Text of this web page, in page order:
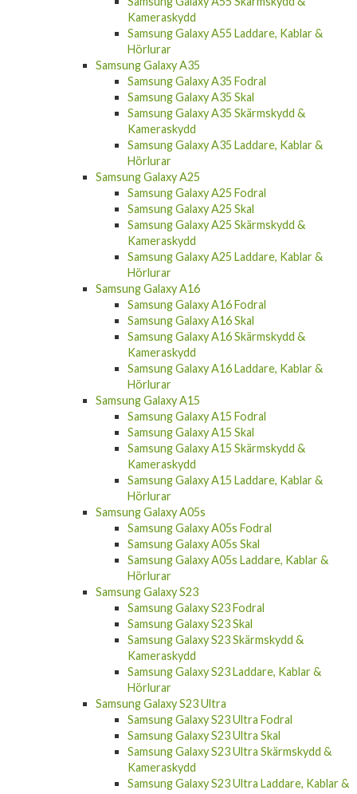
Kameraskydd
Samsung Galaxy A55 Laddare, Kablar &
Hörlurar
Samsung Galaxy A35
Samsung Galaxy A35 Fodral
Samsung Galaxy A35 Skal
Samsung Galaxy A35 Skärmskydd &
Kameraskydd
Samsung Galaxy A35 Laddare, Kablar &
Hörlurar
Samsung Galaxy A25
Samsung Galaxy A25 Fodral
Samsung Galaxy A25 Skal
Samsung Galaxy A25 Skärmskydd &
Kameraskydd
Samsung Galaxy A25 Laddare, Kablar &
Hörlurar
Samsung Galaxy A16
Samsung Galaxy A16 Fodral
Samsung Galaxy A16 Skal
Samsung Galaxy A16 Skärmskydd &
Kameraskydd
Samsung Galaxy A16 Laddare, Kablar &
Hörlurar
Samsung Galaxy A15
Samsung Galaxy A15 Fodral
Samsung Galaxy A15 Skal
Samsung Galaxy A15 Skärmskydd &
Kameraskydd
Samsung Galaxy A15 Laddare, Kablar &
Hörlurar
Samsung Galaxy A05s
Samsung Galaxy A05s Fodral
Samsung Galaxy A05s Skal
Samsung Galaxy A05s Laddare, Kablar &
Hörlurar
Samsung Galaxy S23
Samsung Galaxy S23 Fodral
Samsung Galaxy S23 Skal
Samsung Galaxy S23 Skärmskydd &
Kameraskydd
Samsung Galaxy S23 Laddare, Kablar &
Hörlurar
Samsung Galaxy S23 Ultra
Samsung Galaxy S23 Ultra Fodral
Samsung Galaxy S23 Ultra Skal
Samsung Galaxy S23 Ultra Skärmskydd &
Kameraskydd
Samsung Galaxy S23 Ultra Laddare, Kablar &